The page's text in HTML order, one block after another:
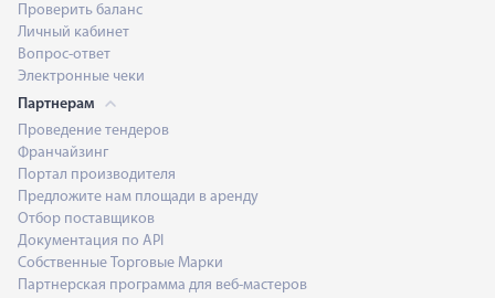
Проверить баланс
Личный кабинет
Вопрос-ответ
Электронные чеки
Партнерам
Проведение тендеров
Франчайзинг
Портал производителя
Предложите нам площади в аренду
Отбор поставщиков
Документация по API
Собственные Торговые Марки
Партнерская программа для веб-мастеров